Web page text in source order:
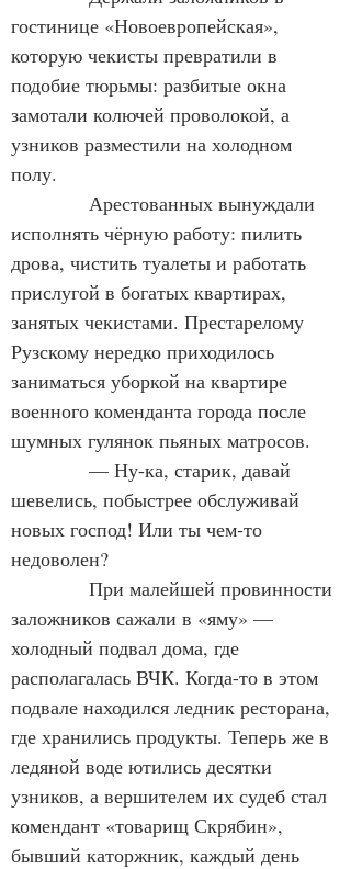
гостинице «Новоевропейская»,
которую чекисты превратили в
подобие тюрьмы: разбитые окна
замотали колючей проволокой, а
узников разместили на холодном
полу.
Арестованных вынуждали
исполнять чёрную работу: пилить
дрова, чистить туалеты и работать
прислугой в богатых квартирах,
занятых чекистами. Престарелому
Рузскому нередко приходилось
заниматься уборкой на квартире
военного коменданта города после
шумных гулянок пьяных матросов.
— Ну-ка, старик, давай
шевелись, побыстрее обслуживай
новых господ! Или ты чем-то
недоволен?
При малейшей провинности
заложников сажали в «яму» —
холодный подвал дома, где
располагалась ВЧК. Когда-то в этом
подвале находился ледник ресторана,
где хранились продукты. Теперь же в
ледяной воде ютились десятки
узников, а вершителем их судеб стал
комендант «товарищ Скрябин»,
бывший каторжник, каждый день